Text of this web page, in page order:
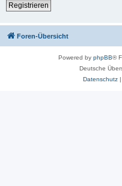
Registrieren
Foren-Übersicht
Powered by phpBB®
Deutsche
Datenschutz|